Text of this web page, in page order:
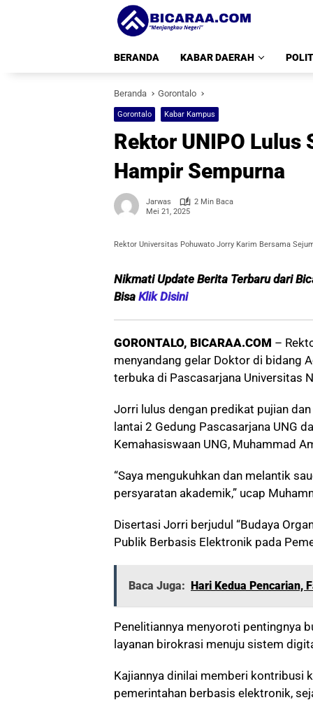
BERANDA KABAR DAERAH
Beranda Gorontalo
Gorontalo Kabar Kampus
Rektor UNIPO Lulus
Hampir Sempurna
Jarwas
2 Min Baca
Mei 21, 2025
Rektor Universitas Pohuwato Jorry Karim Bersama
Nikmati Update Berita Terbaru dari
Bisa Klik Disini
GORONTALO, BICARAA.COM –
menyandang gelar Doktor di bidang
terbuka di Pascasarjana Universitas
Jorri lulus dengan predikat pujian
lantai 2 Gedung Pascasarjana UNG
Kemahasiswaan UNG, Muhammad
“Saya mengukuhkan dan melantik
persyaratan akademik,” ucap
Disertasi Jorri berjudul “Budaya
Publik Berbasis Elektronik pada
Baca Juga: Hari Kedua Pencarian,
Penelitiannya menyoroti pentingnya
layanan birokrasi menuju sistem
Kajiannya dinilai memberi kontribusi
pemerintahan berbasis elektronik,